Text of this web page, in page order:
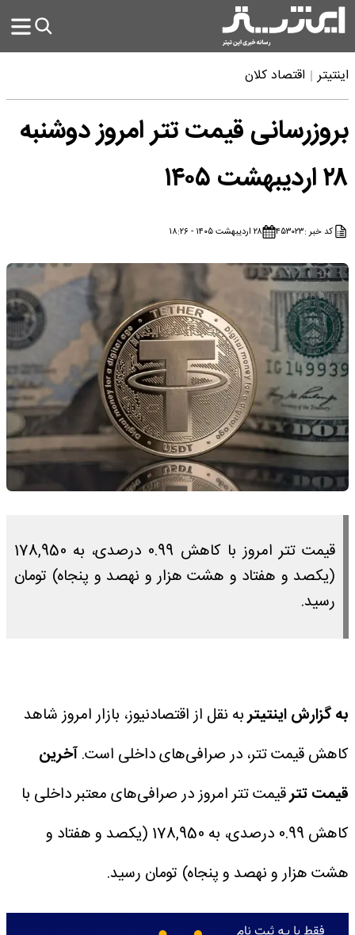
اینتیتر اقتصاد کلان
بروزرسانی قیمت تتر امروز دوشنبه
۲۸ اردیبهشت ۱۴۰۵
کد خبر :۴۵۳۰۲۳ ۲۸ اردیبهشت ۱۴۰۵ - ۱۸:۲۶
قیمت تتر امروز با کاهش 0.99 درصدی، به 178,950
(یکصد و هفتاد و هشت هزار و نهصد و پنجاه) تومان
رسید.
به گزارش اینتیتربه نقل از اقتصادنیوز، بازار امروز شاهد
کاهش قیمت تتر، در صرافی‌های داخلی است.آخرین
قیمت تترقیمت تتر امروز در صرافی‌های معتبر داخلی با
کاهش 0.99 درصدی، به 178,950 (یکصد و هفتاد و
هشت هزار و نهصد و پنجاه) تومان رسید.